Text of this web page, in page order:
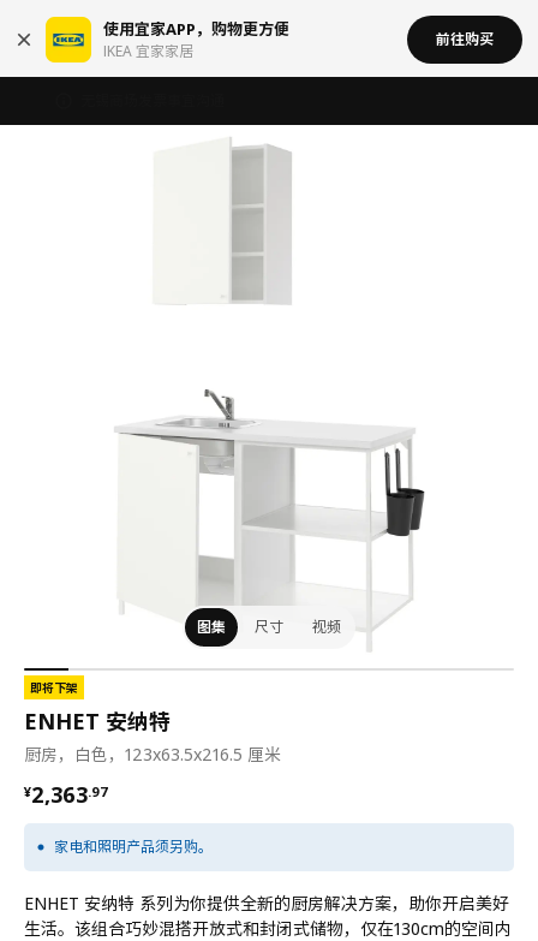
使用宜家APP，购物更方便
IKEA 宜家家居
前往购买
图集 尺寸 视频
即将下架
ENHET 安纳特
厨房，白色，123x63.5x216.5 厘米
¥2,363.97
¥ 2363.97
家电和照明产品须另购。
ENHET 安纳特 系列为你提供全新的厨房解决方案，助你开启美好
生活。该组合巧妙混搭开放式和封闭式储物，仅在130cm的空间内